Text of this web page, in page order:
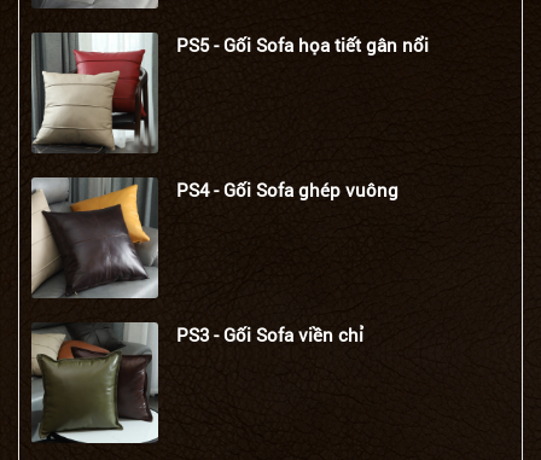
PS5 - Gối Sofa họa tiết gân nổi
PS4 - Gối Sofa ghép vuông
PS3 - Gối Sofa viền chỉ